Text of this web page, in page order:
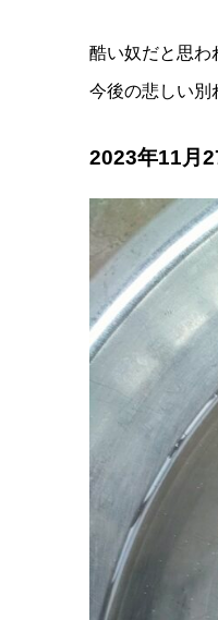
酷い奴だと思わ
今後の悲しい別
2023年11月